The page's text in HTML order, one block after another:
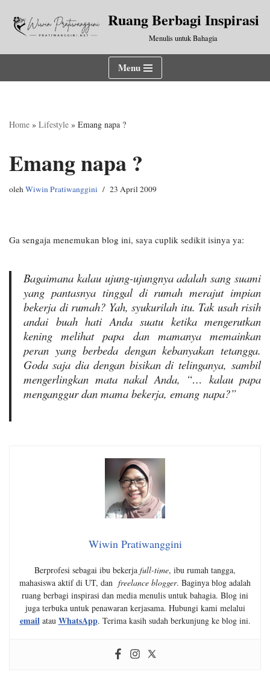
Lompat
Ruang Berbagi Inspirasi
Menulis untuk Bahagia
Menu
Home » Lifestyle » Emang napa ?
Emang napa ?
olehWiwin Pratiwanggini 23 April 2009
Ga sengaja menemukan blog ini, saya cuplik sedikit isinya ya:
Bagaimana kalau ujung-ujungnya adalah sang suami
yang pantasnya tinggal di rumah merajut impian
bekerja di rumah? Yah, syukurilah itu. Tak usah risih
andai buah hati Anda suatu ketika mengerutkan
kening melihat papa dan mamanya memainkan
peran yang berbeda dengan kebanyakan tetangga.
Goda saja dia dengan bisikan di telinganya, sambil
mengerlingkan mata nakal Anda, “… kalau papa
menganggur dan mama bekerja, emang napa?”
Wiwin Pratiwanggini
Berprofesi sebagai ibu bekerja full-time, ibu rumah tangga,
mahasiswa aktif di UT, dan freelance blogger. Baginya blog adalah
ruang berbagi inspirasi dan media menulis untuk bahagia. Blog ini
juga terbuka untuk penawaran kerjasama. Hubungi kami melalui
emailatau WhatsApp. Terima kasih sudah berkunjung ke blog ini.